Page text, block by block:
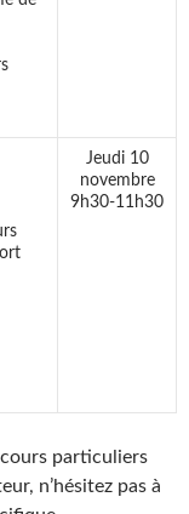
Jeudi 10
novembre
9h30-11h30
cours particuliers
n’hésitez pas à